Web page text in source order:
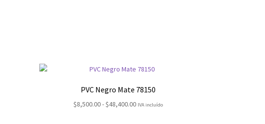
PVC Negro Mate 78150
$8,500.00-$48,400.00Rango
IVA incluído